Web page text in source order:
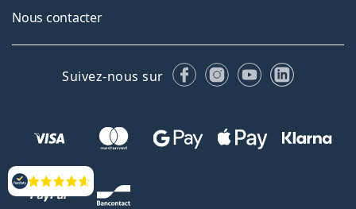
Évaluation
Nous contacter
Suivez-nous sur FacebookInstagram
YouTubeLinkedIn